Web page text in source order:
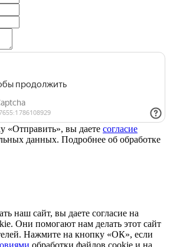
«Отправить», вы даете согласие
данных. Подробнее об обработке
наш сайт, вы даете согласие на
Они помогают нам делать этот сайт
Нажмите на кнопку «ОК», если
обработки файлов cookie и на